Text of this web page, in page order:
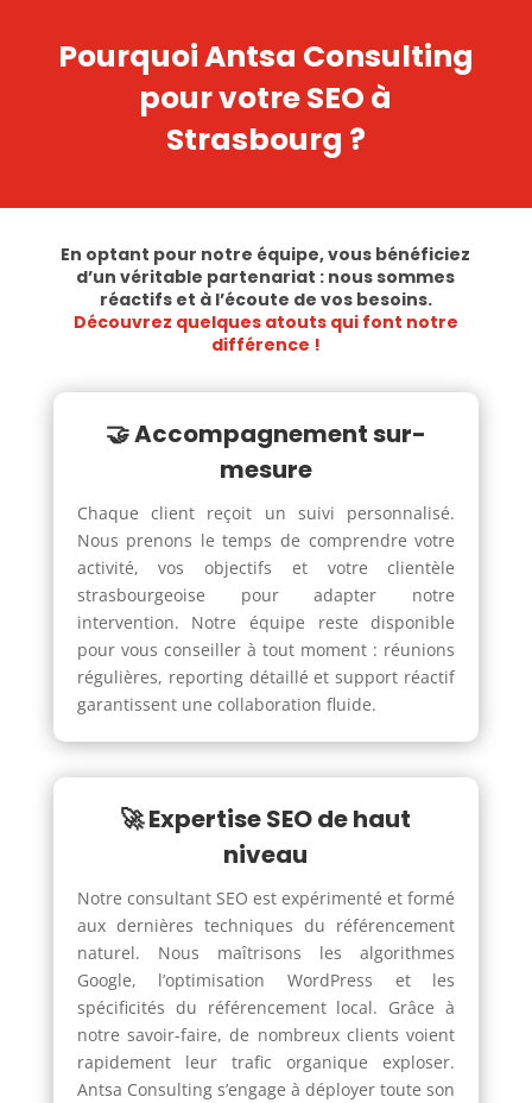
Pourquoi Antsa Consulting
pour votre SEO à
Strasbourg ?
En optant pour notre équipe, vous bénéficiez
d’un véritable partenariat : nous sommes
réactifs et à l’écoute de vos besoins.
Découvrez quelques atouts qui font notre
différence !
🤝 Accompagnement sur-
mesure
Chaque client reçoit un suivi personnalisé.
Nous prenons le temps de comprendre votre
activité, vos objectifs et votre clientèle
strasbourgeoise pour adapter notre
intervention. Notre équipe reste disponible
pour vous conseiller à tout moment : réunions
régulières, reporting détaillé et support réactif
garantissent une collaboration fluide.
🚀 Expertise SEO de haut
niveau
Notre consultant SEO est expérimenté et formé
aux dernières techniques du référencement
naturel. Nous maîtrisons les algorithmes
Google, l’optimisation WordPress et les
spécificités du référencement local. Grâce à
notre savoir-faire, de nombreux clients voient
rapidement leur trafic organique exploser.
Antsa Consulting s’engage à déployer toute son